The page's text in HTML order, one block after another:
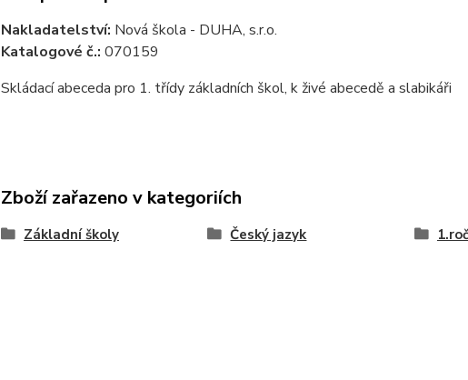
Nakladatelství: Nová škola - DUHA, s.r.o.
Katalogové č.: 070159
Skládací abeceda pro 1. třídy základních škol, k živé abecedě a slabikáři
Zboží zařazeno v kategoriích
Základní školy Český jazyk